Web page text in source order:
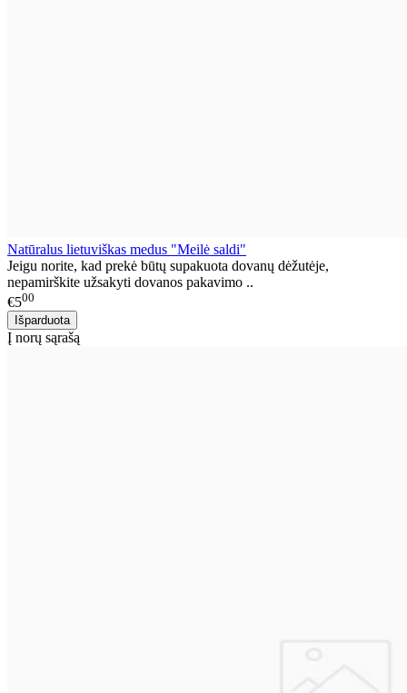
Natūralus lietuviškas medus "Meilė saldi"
Jeigu norite, kad prekė būtų supakuota dovanų dėžutėje,
nepamirškite užsakyti dovanos pakavimo ..
€500
Į norų sąrašą